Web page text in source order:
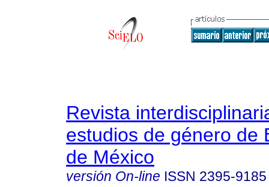
Revista
estudios de género de
de México
versión On-line ISSN 2395-9185